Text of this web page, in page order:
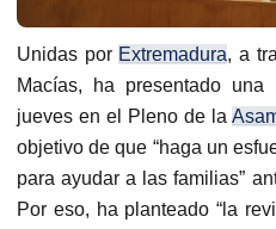
Unidas por Extremadura, a
Macías, ha presentado
jueves en el Pleno de la
objetivo de que “haga un
para ayudar a las familias”
Por eso, ha planteado “la